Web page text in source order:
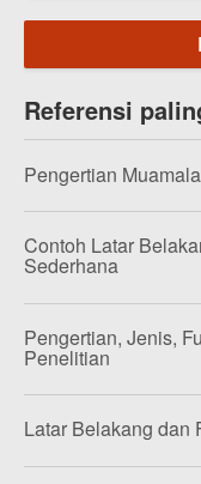
Referensi
Pengertian
Contoh Latar
Sederhana
Pengertian, Jenis,
Penelitian
Latar Belakang dan